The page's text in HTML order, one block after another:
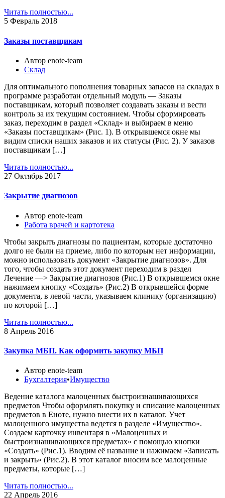
Читать полностью...
5 Февраль 2018
Заказы поставщикам
Автор enote-team
Склад
Для оптимального пополнения товарных запасов на складах в
программе разработан отдельный модуль — Заказы
поставщикам, который позволяет создавать заказы и вести
контроль за их текущим состоянием. Чтобы сформировать
заказ, переходим в раздел «Склад» и выбираем в меню
«Заказы поставщикам» (Рис. 1). В открывшемся окне мы
видим списки наших заказов и их статусы (Рис. 2). У заказов
поставщикам […]
Читать полностью...
27 Октябрь 2017
Закрытие диагнозов
Автор enote-team
Работа врачей и картотека
Чтобы закрыть диагнозы по пациентам, которые достаточно
долго не были на приеме, либо по которым нет информации,
можно использовать документ «Закрытие диагнозов». Для
того, чтобы создать этот документ переходим в раздел
Лечение —> Закрытие диагнозов (Рис.1) В открывшемся окне
нажимаем кнопку «Создать» (Рис.2) В открывшейся форме
документа, в левой части, указываем клинику (организацию)
по которой […]
Читать полностью...
8 Апрель 2016
Закупка МБП. Как оформить закупку МБП
Автор enote-team
Бухгалтерия•Имущество
Ведение каталога малоценных быстроизнашивающихся
предметов Чтобы оформлять покупку и списание малоценных
предметов в Еноте, нужно внести их в каталог. Учет
малоценного имущества ведется в разделе «Имущество».
Создаем карточку инвентаря в «Малоценных и
быстроизнашивающихся предметах» с помощью кнопки
«Создать» (Рис.1). Вводим её название и нажимаем «Записать
и закрыть» (Рис.2). В этот каталог вносим все малоценные
предметы, которые […]
Читать полностью...
22 Апрель 2016